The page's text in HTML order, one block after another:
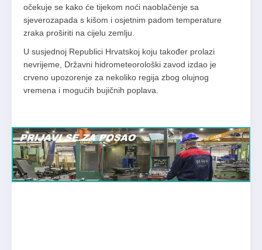
očekuje se kako će tijekom noći naoblačenje sa
sjeverozapada s kišom i osjetnim padom temperature
zraka proširiti na cijelu zemlju.
U susjednoj Republici Hrvatskoj koju također prolazi
nevrijeme, Državni hidrometeorološki zavod izdao je
crveno upozorenje za nekoliko regija zbog olujnog
vremena i mogućih bujičnih poplava.